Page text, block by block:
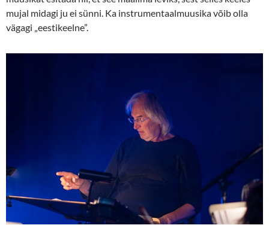
mujal midagi ju ei sünni. Ka instrumentaalmuusika võib olla
vägagi „eestikeelne”.